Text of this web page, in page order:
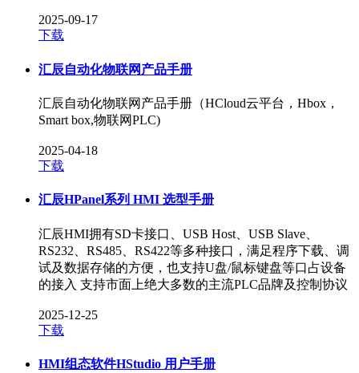
2025-09-17
下载
汇辰自动化物联网产品手册
汇辰自动化物联网产品手册（HCloud云平台，Hbox，
Smart box,物联网PLC)
2025-04-18
下载
汇辰HPanel系列 HMI 选型手册
汇辰HMI拥有SD卡接口、USB Host、USB Slave、
RS232、RS485、RS422等多种接口，满足程序下载、调
试及数据存储的方便，也支持U盘/鼠标键盘等口占设备
的接入 支持市面上绝大多数的主流PLC品牌及控制协议
2025-12-25
下载
HMI组态软件HStudio 用户手册